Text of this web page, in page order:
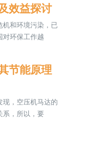
效益探讨
机和环境污染，已
对环保工作越
节能原理
现，空压机马达的
系，所以，要